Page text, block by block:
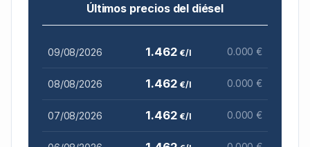
Últimos precios del diésel
09/08/2026 1.462€/l 0.000 €
08/08/2026 1.462€/l 0.000 €
07/08/2026 1.462€/l 0.000 €